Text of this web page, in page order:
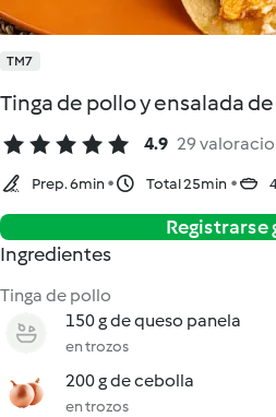
TM7
Tinga de pollo y
4.9 29
Prep. 6min Total 25min
Registrarse
Ingredientes
Tinga de pollo
150 g de queso panela
en trozos
200 g de cebolla
en trozos